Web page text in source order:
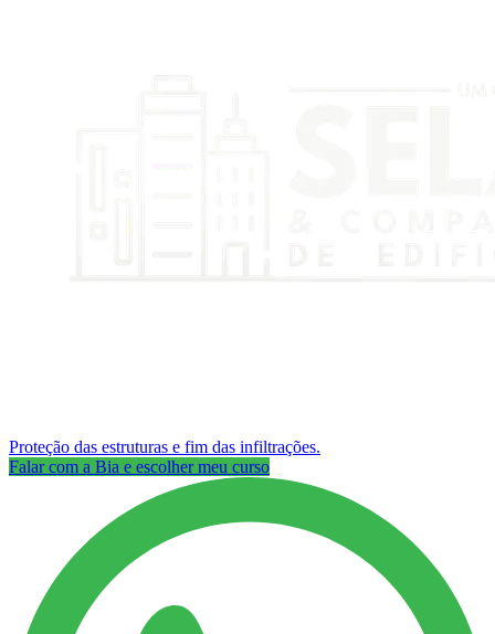
Proteção das estruturas e fim das infiltrações.
Falar com a Bia e escolher meu curso